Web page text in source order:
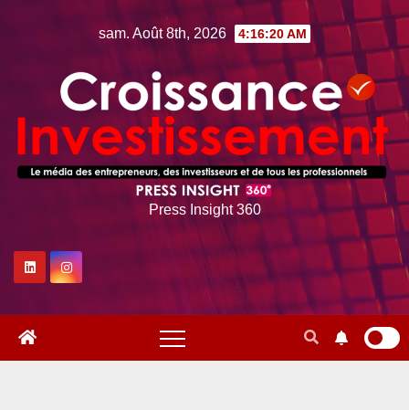
sam. Août 8th, 2026 4:16:21 AM
Press Insight 360